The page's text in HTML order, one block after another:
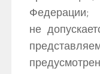
Федерации;
не